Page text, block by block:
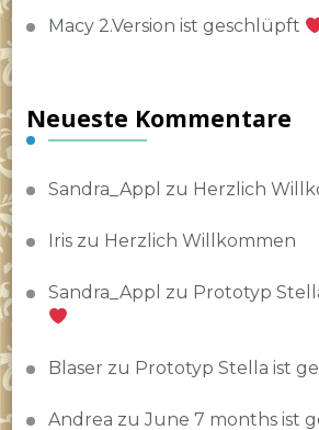
Macy 2.Version ist geschlüpft
Neueste Kommentare
Sandra_Appl zu Herzlich
Iriszu Herzlich Willkommen
Sandra_Appl zu Prototyp
Blaser zu Prototyp Stella ist
Andrea zuJune 7 months ist